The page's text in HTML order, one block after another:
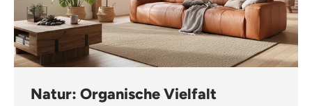
Natur: Organische Vielfalt